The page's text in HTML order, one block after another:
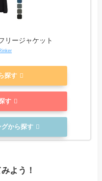
リージャケット
探す
す
から探す
よう！